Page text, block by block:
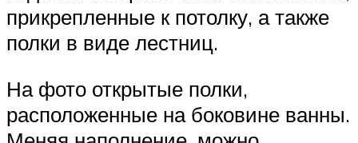
прикрепленные к потолку, а также
полки в виде лестниц.
На фото открытые полки,
расположенные на боковине ванны.